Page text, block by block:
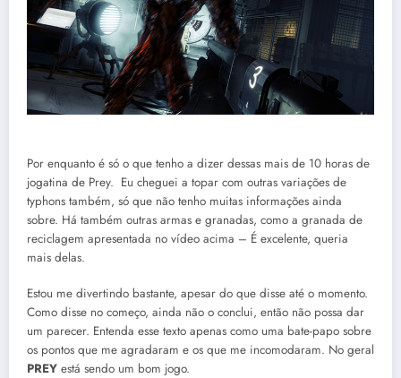
Por enquanto é só o que tenho a dizer dessas mais de 10 horas de
jogatina de Prey. Eu cheguei a topar com outras variações de
typhons também, só que não tenho muitas informações ainda
sobre. Há também outras armas e granadas, como a granada de
reciclagem apresentada no vídeo acima – É excelente, queria
mais delas.
Estou me divertindo bastante, apesar do que disse até o momento.
Como disse no começo, ainda não o conclui, então não possa dar
um parecer. Entenda esse texto apenas como uma bate-papo sobre
os pontos que me agradaram e os que me incomodaram. No geral
PREY está sendo um bom jogo.